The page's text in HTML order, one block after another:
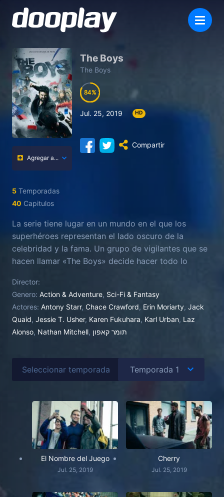
Agregar a...
5 Temporadas
40 Capitulos
The Boys
The Boys
84
84
84
84
Jul. 25, 2019 HD
Compartir
La serie tiene lugar en un mundo en el que los
superhéroes representan el lado oscuro de la
celebridad y la fama. Un grupo de vigilantes que se
hacen llamar «The Boys» decide hacer todo lo
perjudicando a la sociedad, independientemente de
los riesgos que ello conlleva.
Director:
Genero: Action & Adventure, Sci-Fi & Fantasy
Actores: Antony Starr, Chace Crawford, Erin Moriarty, Jack
Quaid, Jessie T. Usher, Karen Fukuhara, Karl Urban, Laz
Alonso, Nathan Mitchell, תומר קאפון
Seleccionar temporada
El Nombre del Juego
Jul. 25, 2019
Cherry
Jul. 25, 2019